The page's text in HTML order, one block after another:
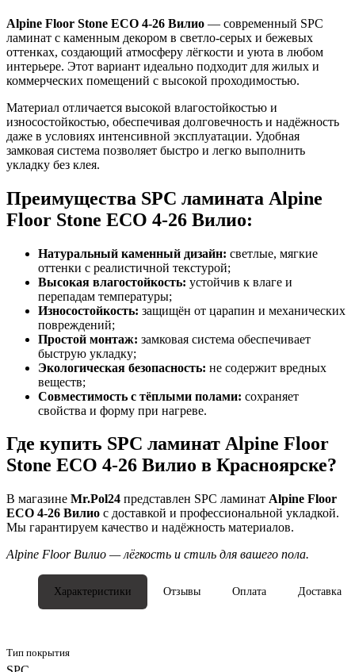
Alpine Floor Stone ECO 4-26 Вилио — современный SPC
ламинат с каменным декором в светло-серых и бежевых
оттенках, создающий атмосферу лёгкости и уюта в любом
интерьере. Этот вариант идеально подходит для жилых и
коммерческих помещений с высокой проходимостью.
Материал отличается высокой влагостойкостью и
износостойкостью, обеспечивая долговечность и надёжность
даже в условиях интенсивной эксплуатации. Удобная
замковая система позволяет быстро и легко выполнить
укладку без клея.
Преимущества SPC ламината Alpine
Floor Stone ECO 4-26 Вилио:
Натуральный каменный дизайн: светлые, мягкие
оттенки с реалистичной текстурой;
Высокая влагостойкость: устойчив к влаге и
перепадам температуры;
Износостойкость: защищён от царапин и механических
повреждений;
Простой монтаж: замковая система обеспечивает
быструю укладку;
Экологическая безопасность: не содержит вредных
веществ;
Совместимость с тёплыми полами: сохраняет
свойства и форму при нагреве.
Где купить SPC ламинат Alpine Floor
Stone ECO 4-26 Вилио в Красноярске?
В магазине Mr.Pol24 представлен SPC ламинат Alpine Floor
ECO 4-26 Вилио с доставкой и профессиональной укладкой.
Мы гарантируем качество и надёжность материалов.
Alpine Floor Вилио — лёгкость и стиль для вашего пола.
Характеристики Отзывы Оплата Доставка
Тип покрытия